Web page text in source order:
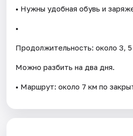
• Нужны удобная обувь и
•
Продолжительность: около 3, 5
Можно разбить на два дня.
• Маршрут: около 7 км по